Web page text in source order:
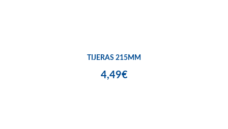
TIJERAS 215MM
4,49€